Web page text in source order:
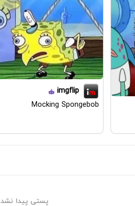
imgflip
Mocking Spongebob
پستی پیدا نشد